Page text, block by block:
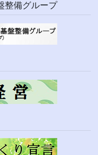
整備グループ